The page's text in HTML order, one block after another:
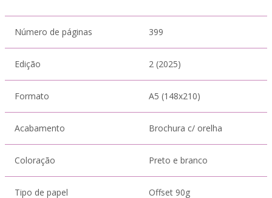
Número de páginas 399
Edição 2 (2025)
Formato A5 (148x210)
Acabamento Brochura c/ orelha
Coloração Preto e branco
Tipo de papel Offset 90g